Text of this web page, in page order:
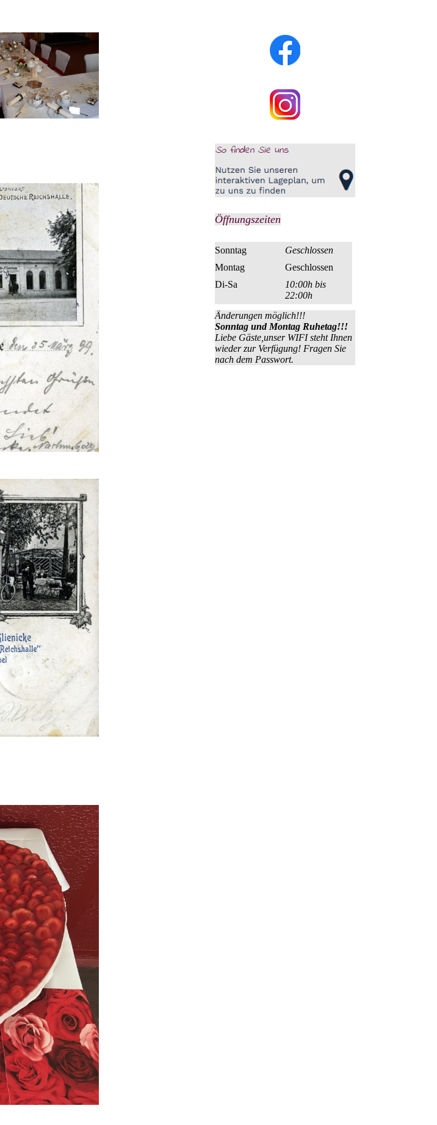
Öffnungszeiten
Sonntag
Geschlossen
Montag
Geschlossen
Di-Sa
10:00h bis
22:00h
Änderungen möglich!!!
Sonntag und Montag Ruhetag!!!
Liebe Gäste,unser WIFI steht Ihnen
wieder zur Verfügung! Fragen Sie
nach dem Passwort.